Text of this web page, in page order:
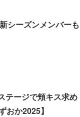
シーズンメンバーも
テージで頬キス求め
おか2025】